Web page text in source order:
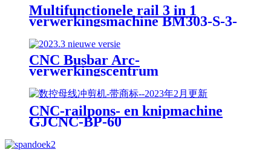
Multifunctionele rail 3 in 1
verwerkingsmachine BM303-S-3-
CNC Busbar Arc-
verwerkingscentrum
railfreesmachine GJCNC-BMA
CNC-railpons- en knipmachine
GJCNC-BP-60